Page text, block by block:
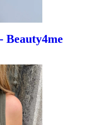
Beauty4me